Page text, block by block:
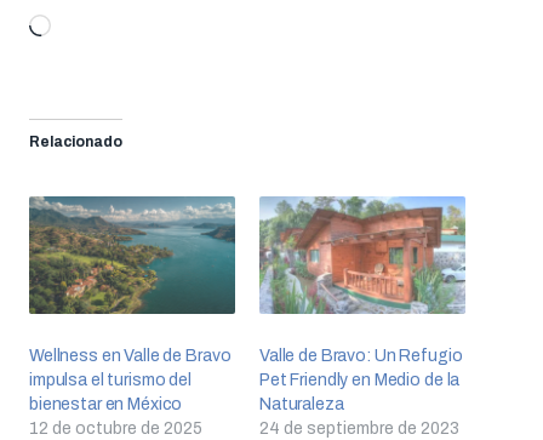
Cargando...
Relacionado
Wellness en Valle de Bravo
impulsa el turismo del
bienestar en México
12 de octubre de 2025
Valle de Bravo: Un Refugio
Pet Friendly en Medio de la
Naturaleza
24 de septiembre de 2023